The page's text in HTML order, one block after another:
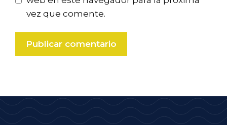
vez que comente.